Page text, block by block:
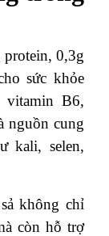
protein, 0,3g
sức khỏe
B6,
nguồn cung
kali, selen,
không chỉ
còn hỗ trợ